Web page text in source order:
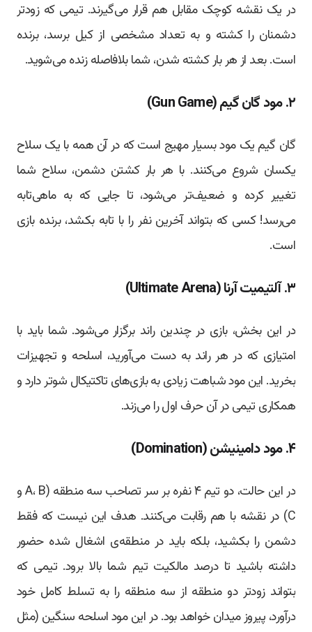
در یک نقشه کوچک مقابل هم قرار می‌گیرند. تیمی که زودتر
دشمنان را کشته و به تعداد مشخصی از کیل برسد، برنده
است. بعد از هر بار کشته شدن، شما بلافاصله زنده می‌شوید.
۲. مود گان گیم (Gun Game)
گان گیم یک مود بسیار مهیج است که در آن همه با یک سلاح
یکسان شروع می‌کنند. با هر بار کشتن دشمن، سلاح شما
تغییر کرده و ضعیف‌تر می‌شود، تا جایی که به ماهی‌تابه
می‌رسد! کسی که بتواند آخرین نفر را با تابه بکشد، برنده بازی
است.
۳. آلتیمیت آرنا (Ultimate Arena)
در این بخش، بازی در چندین راند برگزار می‌شود. شما باید با
امتیازی که در هر راند به دست می‌آورید، اسلحه و تجهیزات
بخرید. این مود شباهت زیادی به بازی‌های تاکتیکال شوتر دارد و
همکاری تیمی در آن حرف اول را می‌زند.
۴. مود دامینیشن (Domination)
در این حالت، دو تیم ۴ نفره بر سر تصاحب سه منطقه (A، B و
C) در نقشه با هم رقابت می‌کنند. هدف این نیست که فقط
دشمن را بکشید، بلکه باید در منطقه‌ی اشغال شده حضور
داشته باشید تا درصد مالکیت تیم شما بالا برود. تیمی که
بتواند زودتر دو منطقه از سه منطقه را به تسلط کامل خود
درآورد، پیروز میدان خواهد بود. در این مود اسلحه سنگین (مثل